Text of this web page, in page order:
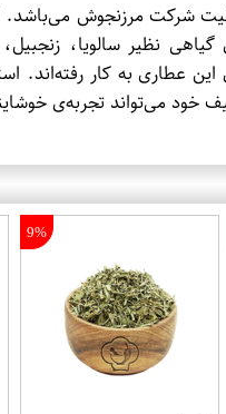
شرکت مرزنجوش
نظیر سالویا،
عطاری به کار رفته‌اند.
می‌تواند تجربه‌ی
9%